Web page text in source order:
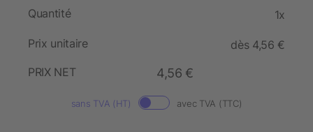
Quantité 1x
Prix unitaire
dès 4,56 €
PRIX NET
4,56 €
sans TVA (HT) avec TVA (TTC)